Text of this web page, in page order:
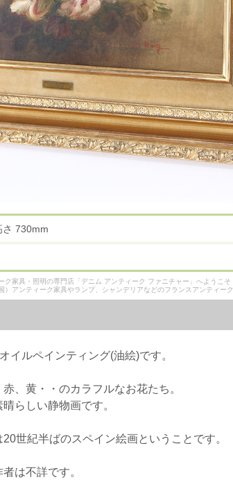
さ 730mm
ク家具・照明の専門店「デニム アンティーク ファニチャー」へようこ
）アンティーク家具やランプ、シャンデリアなどのフランスアンティー
イルペインティング(油絵)です。
、黄・・のカラフルなお花たち。
らしい静物画です。
世紀半ばのスペイン絵画ということです。
は不詳です。